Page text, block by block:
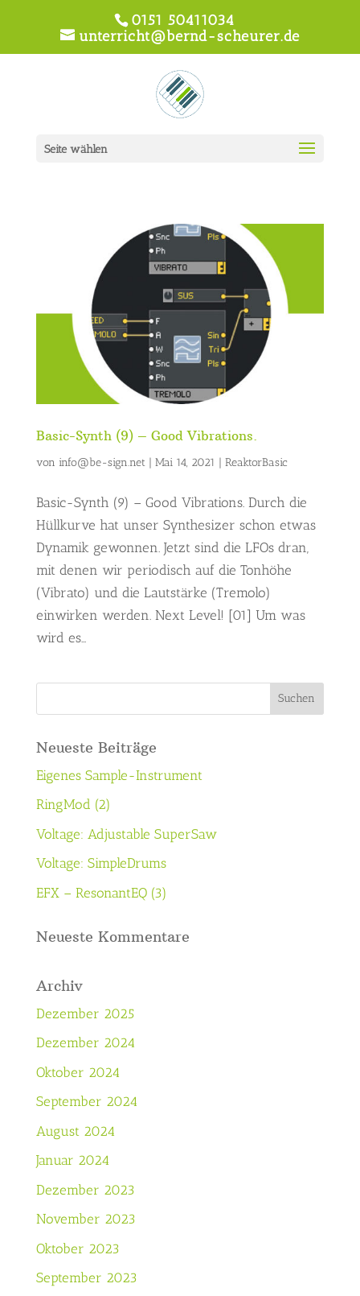
0151 50411034
unterricht@bernd-scheurer.de
Seite wählen
Basic-Synth (9) – Good Vibrations.
von info@be-sign.net| Mai 14, 2021 | ReaktorBasic
Basic-Synth (9) – Good Vibrations. Durch die
Hüllkurve hat unser Synthesizer schon etwas
Dynamik gewonnen. Jetzt sind die LFOs dran,
mit denen wir periodisch auf die Tonhöhe
(Vibrato) und die Lautstärke (Tremolo)
einwirken werden. Next Level! [01] Um was
wird es...
Neueste Beiträge
Eigenes Sample-Instrument
RingMod (2)
Voltage: Adjustable SuperSaw
Voltage: SimpleDrums
EFX – ResonantEQ (3)
Neueste Kommentare
Archiv
Dezember 2025
Dezember 2024
Oktober 2024
September 2024
August 2024
Januar 2024
Dezember 2023
November 2023
Oktober 2023
September 2023